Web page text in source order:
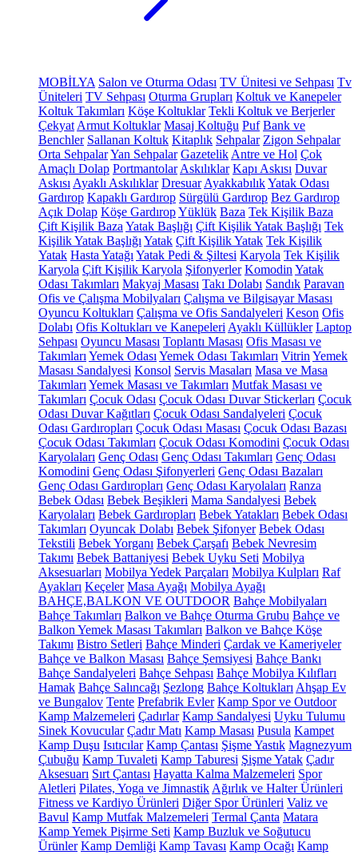
MOBİLYA Salon ve Oturma Odası TV Ünitesi ve Sehpası Tv
Üniteleri TV Sehpası Oturma Grupları Koltuk ve Kanepeler
Koltuk Takımları Köşe Koltuklar Tekli Koltuk ve Berjerler
Çekyat Armut Koltuklar Masaj Koltuğu Puf Bank ve
Benchler Sallanan Koltuk Kitaplık Sehpalar Zigon Sehpalar
Orta SehpalarYan Sehpalar Gazetelik Antre ve Hol Çok
Amaçlı Dolap Portmantolar Askılıklar Kapı Askısı Duvar
Askısı Ayaklı Askılıklar Dresuar AyakkabılıkYatak Odası
Gardırop Kapaklı Gardırop Sürgülü Gardırop Bez Gardırop
Açık Dolap Köşe GardıropYüklük Baza Tek Kişilik Baza
Çift Kişilik Baza Yatak Başlığı Çift Kişilik Yatak Başlığı Tek
Kişilik Yatak Başlığı Yatak Çift Kişilik Yatak Tek Kişilik
Yatak Hasta Yatağı Yatak Pedi & Şiltesi Karyola Tek Kişilik
Karyola Çift Kişilik Karyola Şifonyerler Komodin Yatak
Odası Takımları Makyaj Masası Takı Dolabı Sandık Paravan
Ofis ve Çalışma Mobilyaları Çalışma ve Bilgisayar Masası
Oyuncu Koltukları Çalışma ve Ofis Sandalyeleri Keson Ofis
Dolabı Ofis Koltukları ve Kanepeleri Ayaklı Küllükler Laptop
Sehpası Oyuncu Masası Toplantı Masası Ofis Masası ve
Takımları Yemek Odası Yemek Odası Takımları Vitrin Yemek
Masası Sandalyesi Konsol Servis Masaları Masa ve Masa
Takımları Yemek Masası ve Takımları Mutfak Masası ve
Takımları Çocuk Odası Çocuk Odası Duvar Stickerları Çocuk
Odası Duvar Kağıtları Çocuk Odası Sandalyeleri Çocuk
Odası Gardıropları Çocuk Odası Masası Çocuk Odası Bazası
Çocuk Odası Takımları Çocuk Odası Komodini Çocuk Odası
Karyolaları Genç Odası Genç Odası Takımları Genç Odası
Komodini Genç Odası Şifonyerleri Genç Odası Bazaları
Genç Odası Gardıropları Genç Odası Karyolaları Ranza
Bebek Odası Bebek Beşikleri Mama Sandalyesi Bebek
Karyolaları Bebek Gardıropları Bebek Yatakları Bebek Odası
Takımları Oyuncak Dolabı Bebek Şifonyer Bebek Odası
Tekstili Bebek Yorganı Bebek Çarşafı Bebek Nevresim
Takımı Bebek Battaniyesi Bebek Uyku Seti Mobilya
Aksesuarları Mobilya Yedek Parçaları Mobilya Kulpları Raf
Ayakları Keçeler Masa Ayağı Mobilya Ayağı
BAHÇE,BALKON VE OUTDOOR Bahçe Mobilyaları
Bahçe Takımları Balkon ve Bahçe Oturma Grubu Bahçe ve
Balkon Yemek Masası Takımları Balkon ve Bahçe Köşe
Takımı Bistro Setleri Bahçe Minderi Çardak ve Kameriyeler
Bahçe ve Balkon Masası Bahçe Şemsiyesi Bahçe Bankı
Bahçe Sandalyeleri Bahçe Sehpası Bahçe Mobilya Kılıfları
Hamak Bahçe Salıncağı Şezlong Bahçe Koltukları Ahşap Ev
ve Bungalov Tente Prefabrik Evler Kamp Spor ve Outdoor
Kamp Malzemeleri Çadırlar Kamp Sandalyesi Uyku Tulumu
Sinek Kovucular Çadır Matı Kamp Masası Pusula Kampet
Kamp Duşu Isıtıcılar Kamp Çantası Şişme Yastık Magnezyum
Çubuğu Kamp Tuvaleti Kamp Taburesi Şişme Yatak Çadır
Aksesuarı Sırt Çantası Hayatta Kalma Malzemeleri Spor
Aletleri Pilates, Yoga ve Jimnastik Ağırlık ve Halter Ürünleri
Fitness ve Kardiyo Ürünleri Diğer Spor Ürünleri Valiz ve
Bavul Kamp Mutfak Malzemeleri Termal Çanta Matara
Kamp Yemek Pişirme Seti Kamp Buzluk ve Soğutucu
Ürünler Kamp Demliği Kamp Tavası Kamp Ocağı Kamp